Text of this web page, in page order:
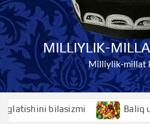
MILLIYLIK-
Milliylik-millat
bilasizmi Baliq uni